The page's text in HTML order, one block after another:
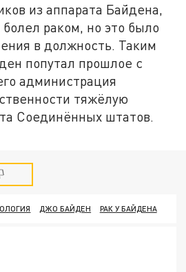
из аппарата Байдена,
раком, но это было
в должность. Таким
попутал прошлое с
администрация
тяжёлую
Соединённых штатов.
ДЖО БАЙДЕН РАК У БАЙДЕНА